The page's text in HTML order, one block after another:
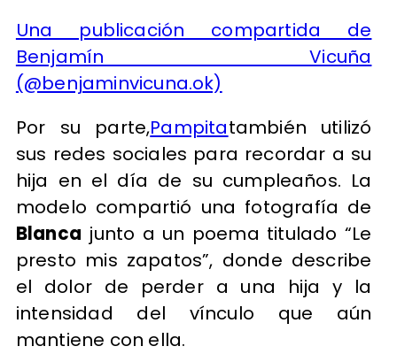
Una publicación compartida de
Benjamín Vicuña
(@benjaminvicuna.ok)
Por su parte,Pampitatambién utilizó
sus redes sociales para recordar a su
hija en el día de su cumpleaños. La
modelo compartió una fotografía de
Blanca junto a un poema titulado “Le
presto mis zapatos”, donde describe
el dolor de perder a una hija y la
intensidad del vínculo que aún
mantiene con ella.